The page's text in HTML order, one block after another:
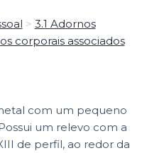
> 3.1 Adornos
corporais associados
com um pequeno
um relevo com a
de perfil, ao redor da